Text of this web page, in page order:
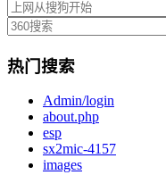
热门搜索
Admin/login
about.php
esp
sx2mic-4157
images